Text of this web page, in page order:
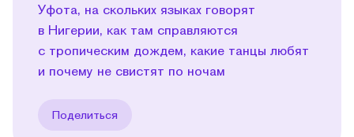
Уфота, на скольких языках говорят
в Нигерии, как там справляются
с тропическим дождем, какие танцы любят
и почему не свистят по ночам
Поделиться